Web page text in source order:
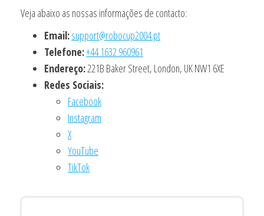
Veja abaixo as nossas informações de contacto:
Email:support@robocup2004.pt
Telefone:+44 1632 960961
Endereço:221B Baker Street, London, UK NW1 6XE
Redes Sociais:
Facebook
Instagram
X
YouTube
TikTok